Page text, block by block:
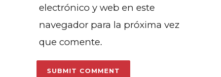
electrónico y web en este
navegador para la próxima vez
que comente.